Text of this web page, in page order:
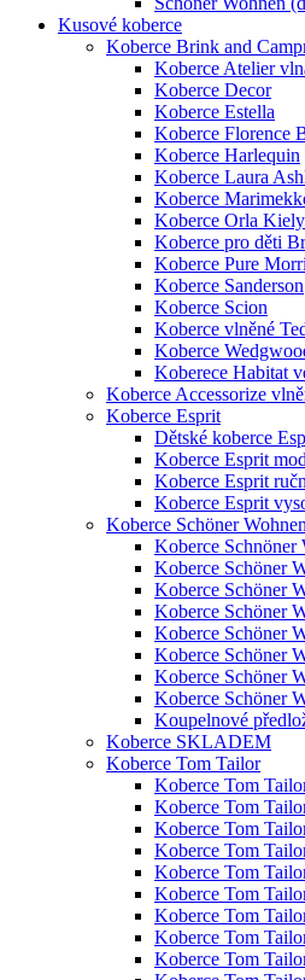
Kusové koberce
Koberce Brink and
Koberce Atelier
Koberce Decor
Koberce Estella
Koberce Florence
Koberce Harlequin
Koberce Laura
Koberce
Koberce Orla
Koberce pro děti
Koberce Pure
Koberce Sanderson
Koberce Scion
Koberce vlněné
Koberce
Koberece Habitat
Koberce Accessorize
Koberce Esprit
Dětské koberce
Koberce Esprit
Koberce Esprit
Koberce Esprit
Koberce Schöner Wohnen
Koberce Schnöner
Koberce Schöner
Koberce Schöner
Koberce Schöner
Koberce Schöner
Koberce Schöner
Koberce Schöner
Koberce Schöner
Koupelnové
Koberce SKLADEM
Koberce Tom Tailor
Koberce Tom
Koberce Tom
Koberce Tom
Koberce Tom
Koberce Tom
Koberce Tom
Koberce Tom
Koberce Tom
Koberce Tom